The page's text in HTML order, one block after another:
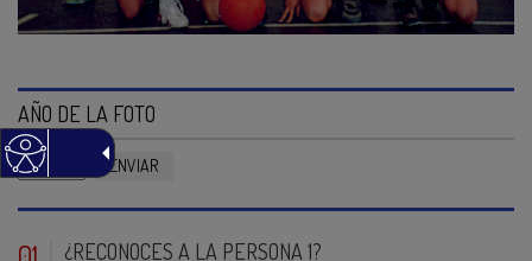
AÑO DE LA FOTO
1960
¿RECONOCES A LA PERSONA 1?